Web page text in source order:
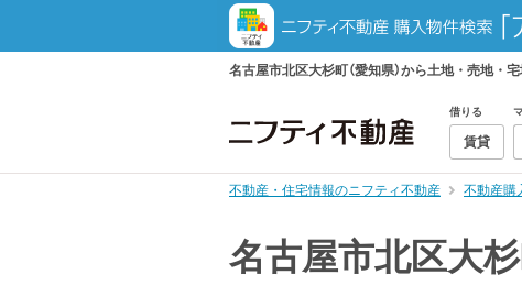
名古屋市北区大杉町（愛知県）から土地・売地
借りる
賃貸
不動産・住宅情報のニフティ不動産 不動産購
名古屋市北区大杉